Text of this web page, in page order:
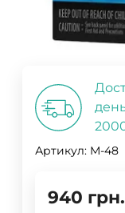
Артикул: M-48
940 грн.